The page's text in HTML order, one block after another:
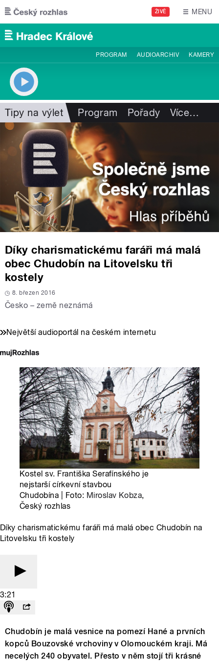
Přejít k hlavnímu obsahu
ŽIVĚ MENU
PROGRAM AUDIOARCHIV KAMERY
Tipy na výlet Program Pořady Více…
Díky charismatickému faráři má malá
obec Chudobín na Litovelsku tři
kostely
8. březen 2016
Česko – země neznámá
Největší audioportál na českém internetu
Kostel sv. Františka Serafínského je
nejstarší církevní stavbou
Chudobína | Foto: Miroslav Kobza,
Český rozhlas
Díky charismatickému faráři má malá obec Chudobín na
Litovelsku tři kostely
3:21
Chudobín je malá vesnice na pomezí Hané a prvních
kopců Bouzovské vrchoviny v Olomouckém kraji. Má
necelých 240 obyvatel. Přesto v něm stojí tři krásné